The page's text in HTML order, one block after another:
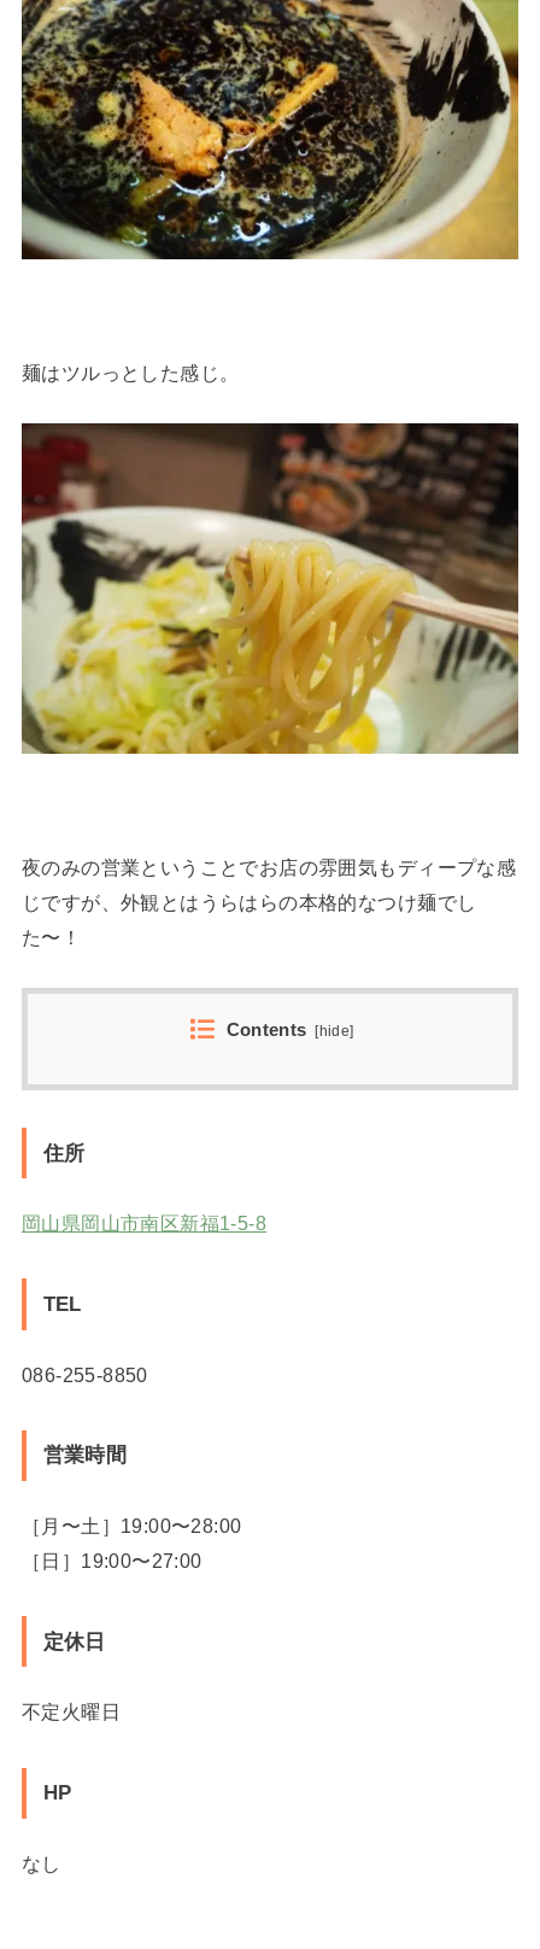
麺はツルっとした感じ。
夜のみの営業ということでお店の雰囲気もディープな感
じですが、外観とはうらはらの本格的なつけ麺でし
た〜！
Contents [hide]
住所
岡山県岡山市南区新福1-5-8
TEL
086-255-8850
営業時間
［月〜土］19:00〜28:00
［日］19:00〜27:00
定休日
不定火曜日
HP
なし